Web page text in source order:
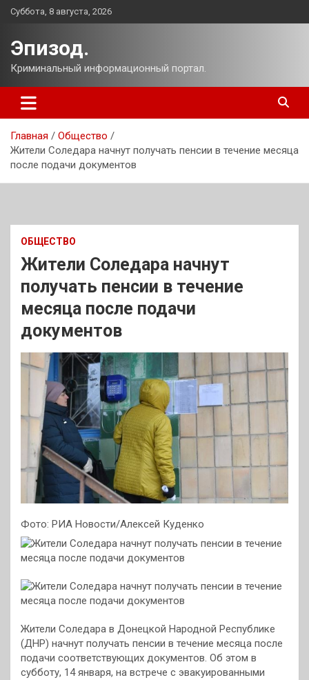
Перейти
Суббота, 8 августа, 2026
Эпизод.
Криминальный информационный портал.
Главная
Общество
Жители Соледара начнут получать пенсии в течение месяца
после подачи документов
ОБЩЕСТВО
Жители Соледара начнут
получать пенсии в течение
месяца после подачи
документов
Фото: РИА Новости/Алексей Куденко
Жители Соледара в Донецкой Народной Республике
(ДНР) начнут получать пенсии в течение месяца после
подачи соответствующих документов. Об этом в
субботу, 14 января, на встрече с эвакуированными